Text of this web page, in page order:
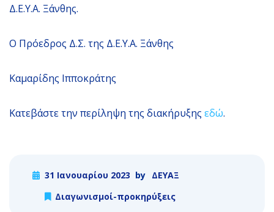
Δ.Ε.Υ.Α. Ξάνθης.
Ο Πρόεδρος Δ.Σ. της Δ.Ε.Υ.Α. Ξάνθης
Καμαρίδης Ιπποκράτης
Κατεβάστε την περίληψη της διακήρυξης εδώ.
31 Ιανουαρίου 2023 by ΔΕΥΑΞ
Διαγωνισμοί-προκηρύξεις